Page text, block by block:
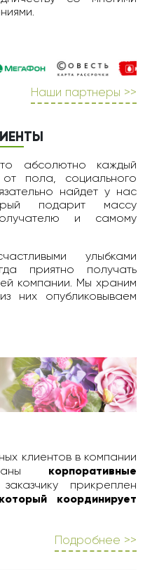
Наши партнеры >>
абсолютно каждый
пола, социального
найдет у нас
подарит массу
и самому
улыбками
приятно получать
компании. Мы храним
них опубликовываем
клиентов в компании
корпоративные
прикреплен
координирует
Подробнее >>